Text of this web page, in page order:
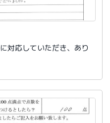
対応していただき、あり